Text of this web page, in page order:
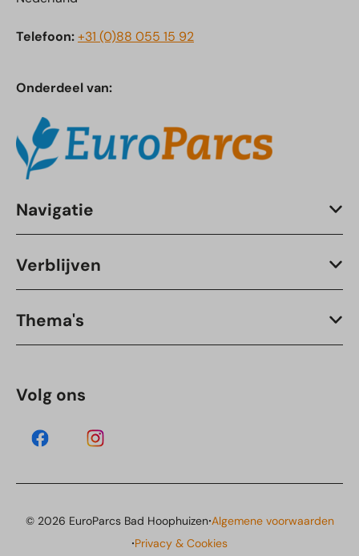
Telefoon:+31 (0)88 055 15 92
Onderdeel van:
Navigatie
Verblijven
Thema's
Volg ons
© 2026 EuroParcs Bad Hoophuizen·Algemene voorwaarden
·Privacy & Cookies